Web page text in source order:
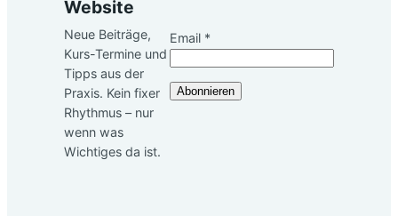
Website
Neue Beiträge,
Kurs-Termine und
Tipps aus der
Praxis. Kein fixer
Rhythmus – nur
wenn was
Wichtiges da ist.
Email *
Abonnieren